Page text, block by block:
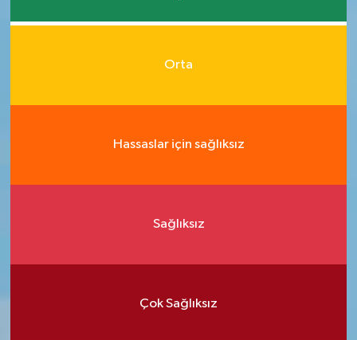
Orta
Hassaslar için sağlıksız
Sağlıksız
Çok Sağlıksız